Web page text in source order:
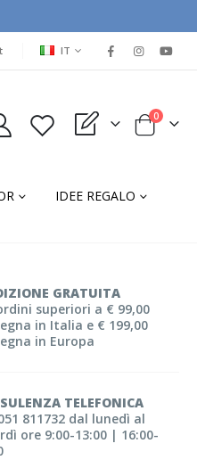
LINGUA
IT
My Quote Cart
0elementi
IDEE REGALO
GRATUITA
superiori a € 99,00
in Italia e € 199,00
in Europa
TELEFONICA
811732 dal lunedì al
ore 9:00-13:00 | 16:00-